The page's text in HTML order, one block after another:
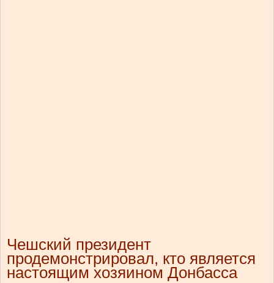
Чешский президент
продемонстрировал, кто является
настоящим хозяином Донбасса